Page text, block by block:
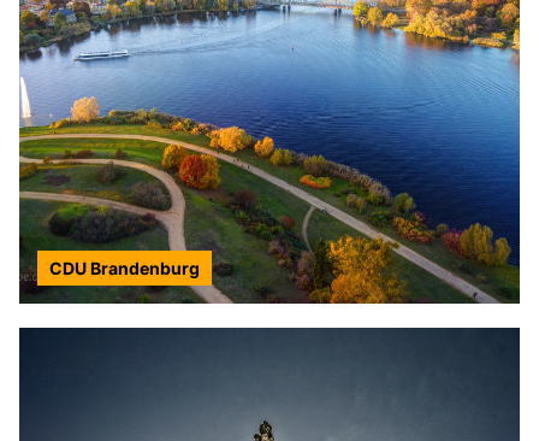
CDU Brandenburg